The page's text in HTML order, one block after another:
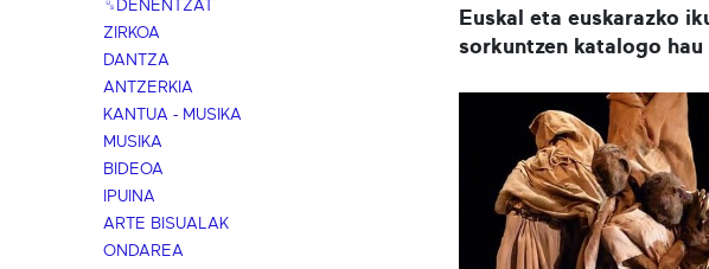
␟DENENTZAT
ZIRKOA
DANTZA
ANTZERKIA
KANTUA - MUSIKA
MUSIKA
BIDEOA
IPUINA
ARTE BISUALAK
ONDAREA
Euskal eta euskarazko
sorkuntzen katalogo